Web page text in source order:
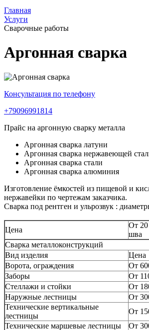
Главная
Услуги
Сварочные работы
Аргонная сварка
Консультация по телефону
+79096991814
Прайс на аргонную сварку металла
Аргонная сварка латуни
Аргонная сварка нержавеющей
Аргонная сварка стали
Аргонная сварка алюминия
Изготовление ёмкостей из пищевой и
нержавейки по чертежам заказчика.
Сварка под рентген и ульрозвук :
Цена
От
шва
Сварка металлоконструкций
Вид изделия
Цена
Ворота, ограждения
От
Заборы
От
Стеллажи и стойки
От
Наружные лестницы
От
Технические вертикальные
лестницы
От
Технические маршевые лестницы
От